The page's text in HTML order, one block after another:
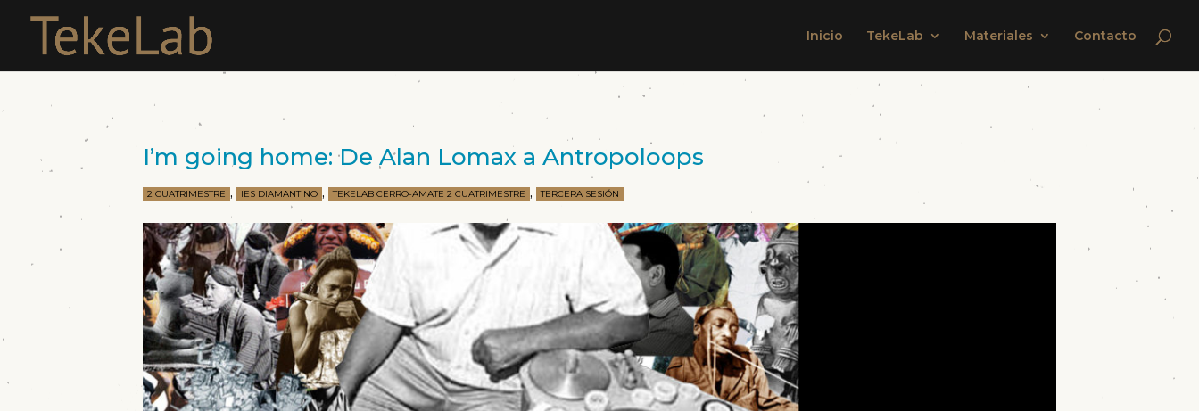
Inicio TekeLab Materiales Contacto
I’m going home: De Alan Lomax a Antropoloops
2 CUATRIMESTRE , IES DIAMANTINO , TEKELAB CERRO-AMATE 2 CUATRIMESTRE , TERCERA SESIÓN